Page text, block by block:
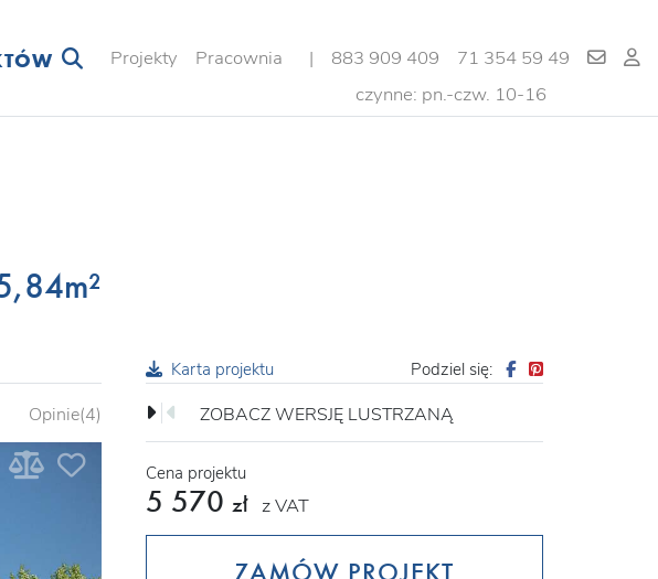
Projekty Pracownia | 883 909 409
71 354 59 49
czynne: pn.-czw. 10-16
Karta projektu Podziel się:
Opinie(4) ZOBACZ WERSJĘ LUSTRZANĄ
Cena projektu
5 570 zł z VAT
ZAMÓW PROJEKT